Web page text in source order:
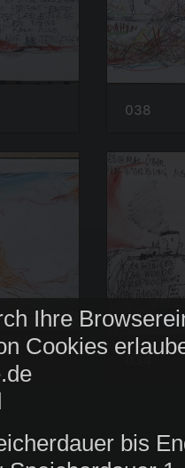
Ihre
Cookies
bis
038